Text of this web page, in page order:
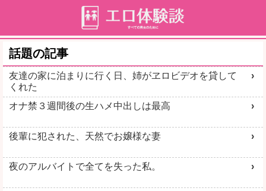
話題の記事
友達の家に泊まりに行く日、姉がヱロビデオを貸して
くれた
オナ禁３週間後の生ハメ中出しは最高
後輩に犯された、天然でお嬢様な妻
夜のアルバイトで全てを失った私。